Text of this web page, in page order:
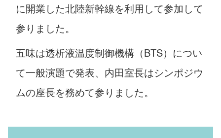
に開業した北陸新幹線を利用して参加して
参りました。
五味は透析液温度制御機構（BTS）につい
て一般演題で発表、内田室長はシンポジウ
ムの座長を務めて参りました。